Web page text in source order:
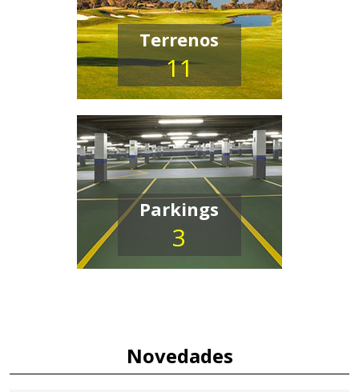
Terrenos
11
Parkings
3
Novedades